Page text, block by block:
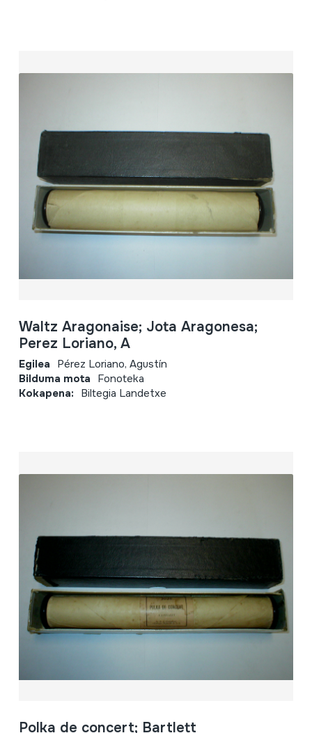
Waltz Aragonaise; Jota Aragonesa;
Perez Loriano, A
Egilea Pérez Loriano, Agustín
Bilduma mota Fonoteka
Kokapena: Biltegia Landetxe
Polka de concert; Bartlett